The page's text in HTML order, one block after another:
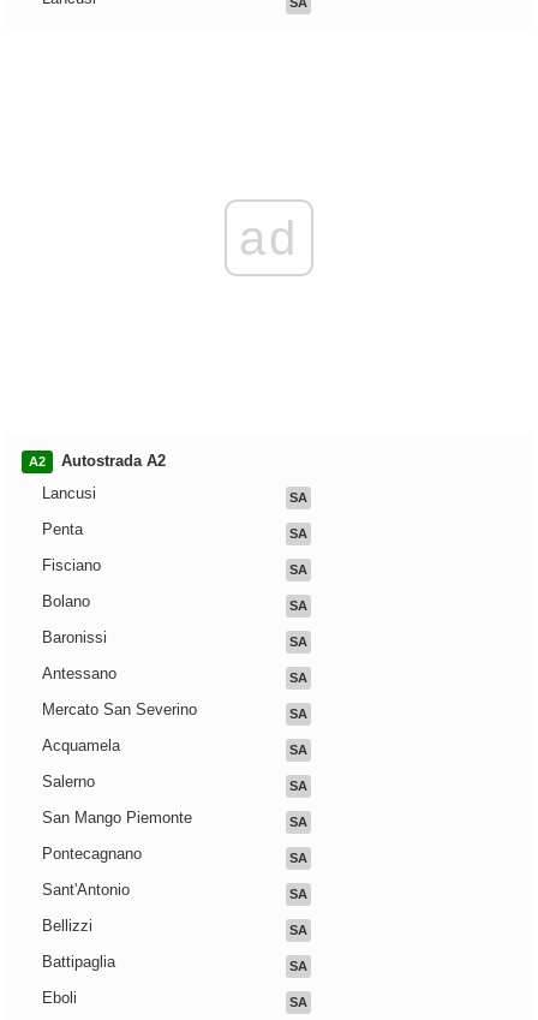
ad
A2
Autostrada A2
Lancusi
SA
Penta SA
Fisciano SA
Bolano SA
Baronissi SA
Antessano SA
Mercato San Severino SA
Acquamela SA
Salerno SA
San Mango Piemonte SA
Pontecagnano SA
Sant'Antonio SA
Bellizzi SA
Battipaglia SA
Eboli SA